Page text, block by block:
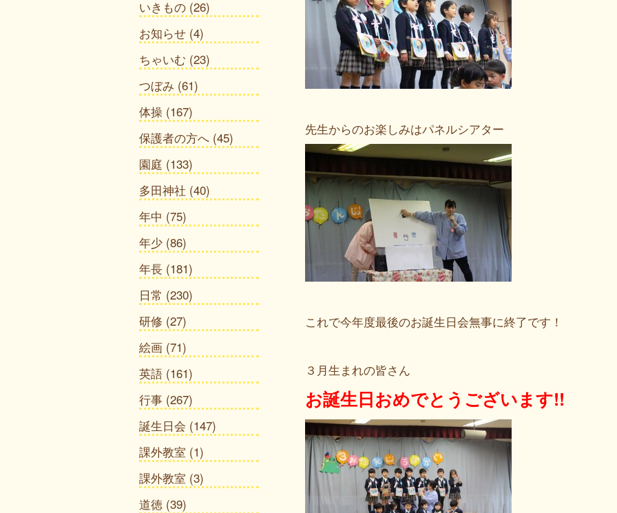
先生からのお楽しみはパネルシアター
これで今年度最後のお誕生日会無事に終了です！
３月生まれの皆さん
お誕生日おめでとうございます!!
いきもの (26)
お知らせ (4)
ちゃいむ (23)
つぼみ (61)
体操 (167)
保護者の方へ (45)
園庭 (133)
多田神社 (40)
年中 (75)
年少 (86)
年長 (181)
日常 (230)
研修 (27)
絵画 (71)
英語 (161)
行事 (267)
誕生日会 (147)
課外教室 (1)
課外教室 (3)
道徳 (39)